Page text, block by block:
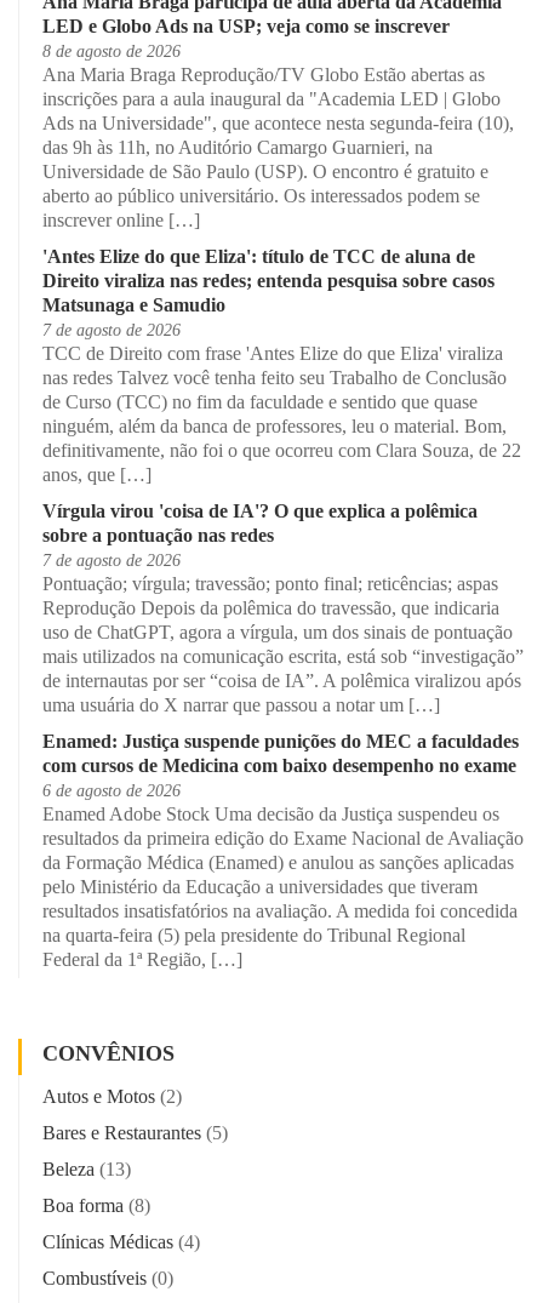
LED e Globo Ads na USP; veja como se inscrever
8 de agosto de 2026
Ana Maria Braga Reprodução/TV Globo Estão abertas as
inscrições para a aula inaugural da "Academia LED | Globo
Ads na Universidade", que acontece nesta segunda-feira (10),
das 9h às 11h, no Auditório Camargo Guarnieri, na
Universidade de São Paulo (USP). O encontro é gratuito e
aberto ao público universitário. Os interessados podem se
inscrever online […]
'Antes Elize do que Eliza': título de TCC de aluna de
Direito viraliza nas redes; entenda pesquisa sobre casos
Matsunaga e Samudio
7 de agosto de 2026
TCC de Direito com frase 'Antes Elize do que Eliza' viraliza
nas redes Talvez você tenha feito seu Trabalho de Conclusão
de Curso (TCC) no fim da faculdade e sentido que quase
ninguém, além da banca de professores, leu o material. Bom,
definitivamente, não foi o que ocorreu com Clara Souza, de 22
anos, que […]
Vírgula virou 'coisa de IA'? O que explica a polêmica
sobre a pontuação nas redes
7 de agosto de 2026
Pontuação; vírgula; travessão; ponto final; reticências; aspas
Reprodução Depois da polêmica do travessão, que indicaria
uso de ChatGPT, agora a vírgula, um dos sinais de pontuação
mais utilizados na comunicação escrita, está sob “investigação”
de internautas por ser “coisa de IA”. A polêmica viralizou após
uma usuária do X narrar que passou a notar um […]
Enamed: Justiça suspende punições do MEC a faculdades
com cursos de Medicina com baixo desempenho no exame
6 de agosto de 2026
Enamed Adobe Stock Uma decisão da Justiça suspendeu os
resultados da primeira edição do Exame Nacional de Avaliação
da Formação Médica (Enamed) e anulou as sanções aplicadas
pelo Ministério da Educação a universidades que tiveram
resultados insatisfatórios na avaliação. A medida foi concedida
na quarta-feira (5) pela presidente do Tribunal Regional
Federal da 1ª Região, […]
CONVÊNIOS
Autos e Motos (2)
Bares e Restaurantes (5)
Beleza (13)
Boa forma (8)
Clínicas Médicas (4)
Combustíveis (0)